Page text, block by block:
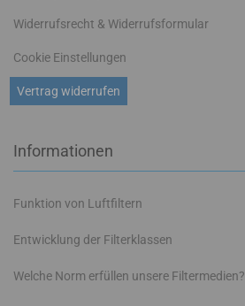
Widerrufsrecht & Widerrufsformular
Vertrag widerrufen
Cookie Einstellungen
Informationen
Funktion von Luftfiltern
Entwicklung der Filterklassen
Welche Norm erfüllen unsere Filtermedien?